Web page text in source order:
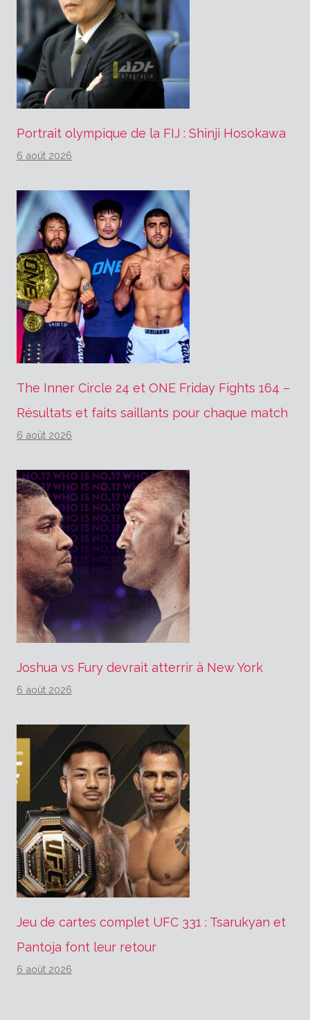
Portrait olympique de la FIJ : Shinji Hosokawa
6 août 2026
The Inner Circle 24 et ONE Friday Fights 164 –
Résultats et faits saillants pour chaque match
6 août 2026
Joshua vs Fury devrait atterrir à New York
6 août 2026
Jeu de cartes complet UFC 331 : Tsarukyan et
Pantoja font leur retour
6 août 2026